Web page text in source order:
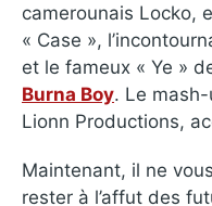
camerounais Locko,
« Case »,
et le fameux « Ye »
Burna Boy. Le
Lionn Productions,
Maintenant, il ne
rester à l’affut des